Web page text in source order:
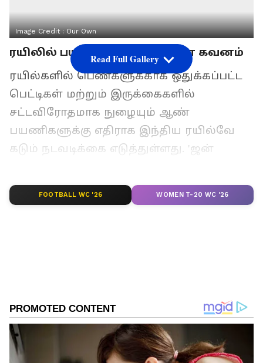
Image Credit :Our Own
ரயிலில் பயணம் செய்பவர்களே கவனம்
ரயில்களில் பெண்களுக்காக ஒதுக்கப்பட்ட
பெட்டிகள் மற்றும் இருக்கைகளில்
சட்டவிரோதமாக நுழையும் ஆண்
பயணிகளுக்கு எதிராக இந்திய ரயில்வே
கடும் நடவடிக்கை எடுத்துள்ளது. 'ஜன்
பெட்டியில் அத்துமீறி நுழைபவர்களுக்கான
அபராதத்தை 500 ரூபாயிலிருந்து 2,500
Read Full Gallery
FOOTBALL WC '26 WOMEN T-20 WC '26